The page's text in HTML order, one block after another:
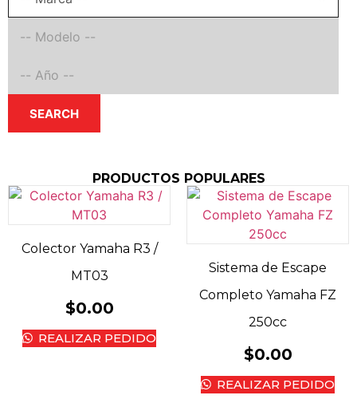
SEARCH
PRODUCTOS POPULARES
Colector Yamaha R3 /
MT03
$0.00
REALIZAR PEDIDO
Sistema de Escape
Completo Yamaha FZ
250cc
$0.00
REALIZAR PEDIDO